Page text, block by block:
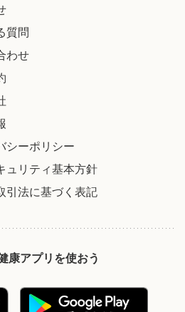
質問
わせ
シーポリシー
ュリティ基本方針
引法に基づく表記
康アプリを使おう